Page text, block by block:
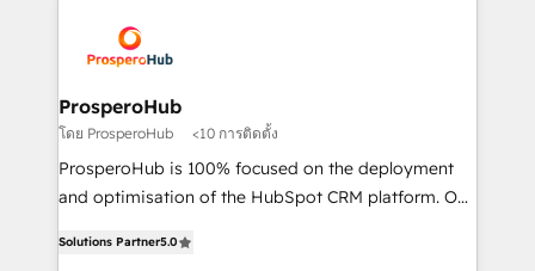
Accreditations. Based in Canada (coast to coast), our
services are offered in both English & French.
reales. Nos caracterizamos por combinar excelencia
técnica con una mirada estratégica a largo plazo.
ProsperoHub
โดย ProsperoHub <10 การติดตั้ง
ProsperoHub is 100% focused on the deployment
and optimisation of the HubSpot CRM platform. Our
ensure that you achieve maximum adoption and
Solutions Partner5.0